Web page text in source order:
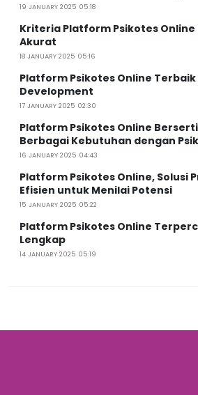
19 JANUARY 2025 05:18
Kriteria Platform Psikotes Online
Akurat
18 JANUARY 2025 05:16
Platform Psikotes Online
Development
17 JANUARY 2025 02:30
Platform Psikotes Online
Berbagai Kebutuhan dengan
16 JANUARY 2025 04:43
Platform Psikotes Online, Solusi
Efisien untuk Menilai Potensi
15 JANUARY 2025 05:22
Platform Psikotes Online
Lengkap
14 JANUARY 2025 05:19